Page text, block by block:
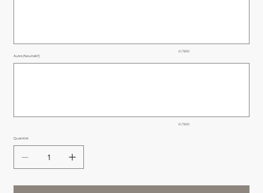
0 / 500
Autre (facultatif)
0 / 500
Quantité